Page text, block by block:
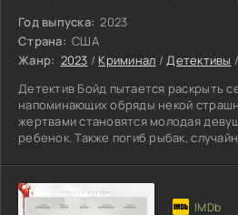
Год выпуска: 2023
Страна: США
Жанр: 2023 / Криминал /Детективы
Детектив Бойд пытается раскрыть
напоминающих обряды некой
жертвами становятся молодая
ребенок. Также погиб рыбак,
которая растет только в Африке.
помощь человека, разбирающегося в
верованиях – профессору Маклзу,